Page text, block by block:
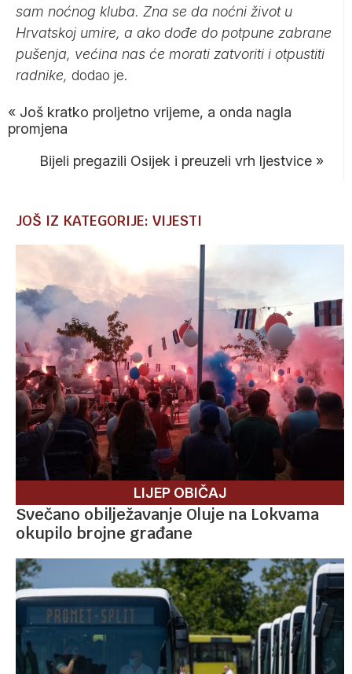
sam noćnog kluba. Zna se da noćni život u
Hrvatskoj umire, a ako dođe do potpune zabrane
pušenja, većina nas će morati zatvoriti i otpustiti
radnike, dodao je.
« Još kratko proljetno vrijeme, a onda nagla
promjena
Bijeli pregazili Osijek i preuzeli vrh ljestvice »
JOŠ IZ KATEGORIJE: VIJESTI
LIJEP OBIČAJ
Svečano obilježavanje Oluje na Lokvama
okupilo brojne građane